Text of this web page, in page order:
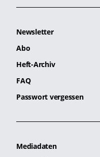
Newsletter
Abo
Heft-Archiv
FAQ
Passwort vergessen
Mediadaten